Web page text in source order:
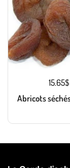
15.65$
Abricots